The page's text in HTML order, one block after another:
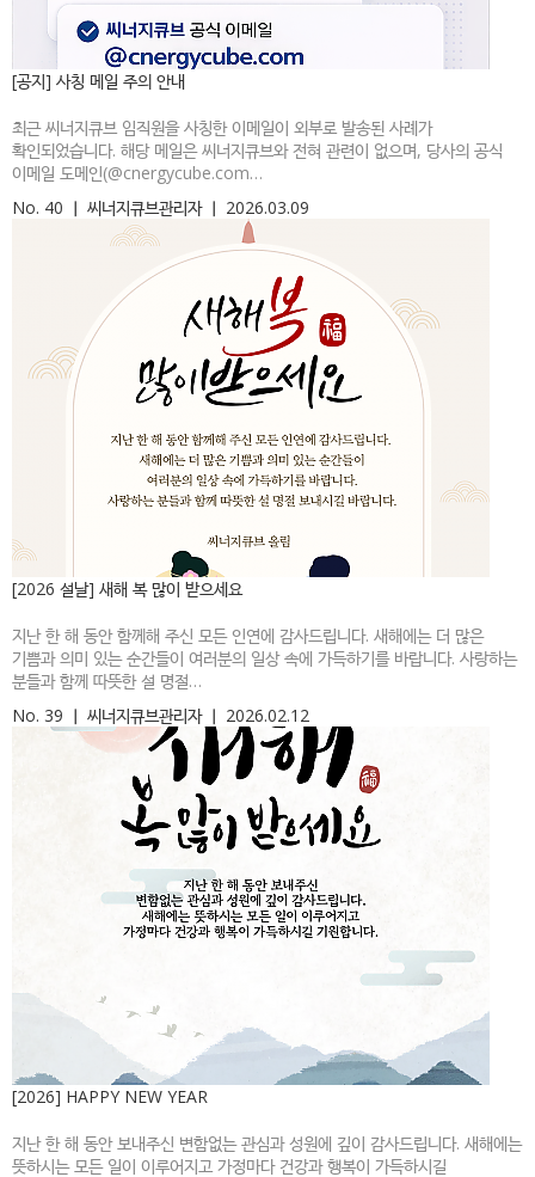
[공지] 사칭 메일 주의 안내
최근 씨너지큐브 임직원을 사칭한 이메일이 외부로 발송된 사례가
확인되었습니다. 해당 메일은 씨너지큐브와 전혀 관련이 없으며, 당사의 공식
이메일 도메인(@cnergycube.com…
No. 40 ㅣ 씨너지큐브관리자ㅣ 2026.03.09
[2026 설날] 새해 복 많이 받으세요
지난 한 해 동안 함께해 주신 모든 인연에 감사드립니다. 새해에는 더 많은
기쁨과 의미 있는 순간들이 여러분의 일상 속에 가득하기를 바랍니다. 사랑하는
분들과 함께 따뜻한 설 명절…
No. 39 ㅣ 씨너지큐브관리자ㅣ 2026.02.12
[2026] HAPPY NEW YEAR
지난 한 해 동안 보내주신 변함없는 관심과 성원에 깊이 감사드립니다. 새해에는
뜻하시는 모든 일이 이루어지고 가정마다 건강과 행복이 가득하시길